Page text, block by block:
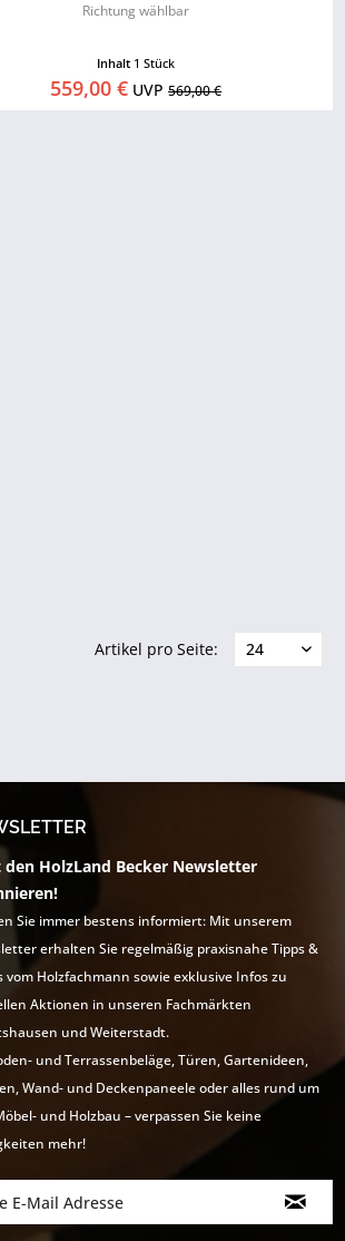
Richtung wählbar
Inhalt 1 Stück
559,00 € UVP569,00 €
Artikel pro Seite:
den HolzLand Becker Newsletter
Sie immer bestens informiert: Mit unserem
erhalten Sie regelmäßig praxisnahe Tipps &
vom Holzfachmann sowie exklusive Infos zu
Aktionen in unseren Fachmärkten
und Weiterstadt.
und Terrassenbeläge, Türen, Gartenideen,
Wand- und Deckenpaneele oder alles rund um
und Holzbau – verpassen Sie keine
mehr!